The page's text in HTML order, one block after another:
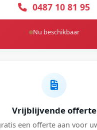
0487 10 81 95
Nu beschikbaar
Vrijblijvende offerte
een offerte aan voor